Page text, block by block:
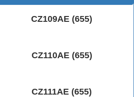
CZ109AE (655)
CZ110AE (655)
CZ111AE (655)